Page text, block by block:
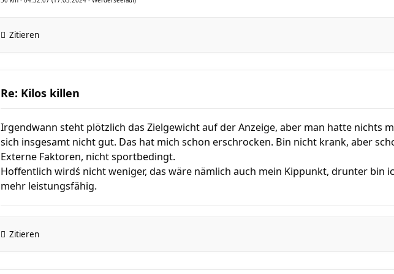
Zitieren
Re: Kilos killen
Irgendwann steht plötzlich das Zielgewicht auf der Anzeige, aber man hatte nichts
sich insgesamt nicht gut. Das hat mich schon erschrocken. Bin nicht krank, aber
Externe Faktoren, nicht sportbedingt.
Hoffentlich wirdś nicht weniger, das wäre nämlich auch mein Kippunkt, drunter bin
mehr leistungsfähig.
Zitieren